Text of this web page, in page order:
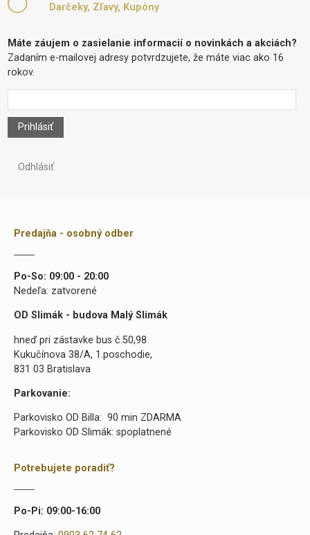
Darčeky, Zľavy, Kupóny
Máte záujem o zasielanie informacií o novinkách a akciách?
Zadaním e-mailovej adresy potvrdzujete, že máte viac ako 16
rokov.
Prihlásiť
Odhlásiť
Predajňa - osobný odber
Po-So: 09:00 - 20:00
Nedeľa: zatvorené
OD Slimák - budova Malý Slimák
hneď pri zástavke bus č.50,98
Kukučínova 38/A, 1.poschodie,
831 03 Bratislava
Parkovanie:
Parkovisko OD Billa: 90 min ZDARMA
Parkovisko OD Slimák: spoplatnené
Potrebujete poradiť?
Po-Pi: 09:00-16:00